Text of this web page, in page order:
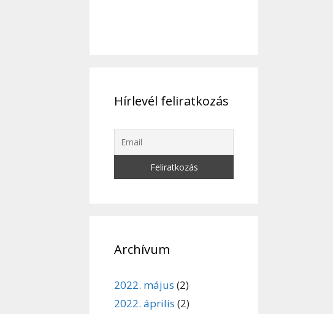
Hírlevél feliratkozás
Archívum
2022. május (2)
2022. április (2)